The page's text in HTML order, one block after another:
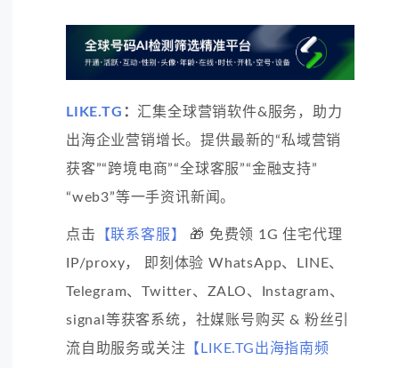
LIKE.TG ： 汇集全球营销软件&服务，助力
出海企业营销增长。提供最新的“私域营销
获客”“跨境电商”“全球客服”“金融支持”
“web3”等一手资讯新闻。
点击 【联系客服】
🎁 免费领 1G 住宅代理
IP/proxy， 即刻体验 WhatsApp、LINE、
Telegram、Twitter、ZALO、Instagram、
signal等获客系统，社媒账号购买 & 粉丝引
流自助服务或关注 【LIKE.TG出海指南频